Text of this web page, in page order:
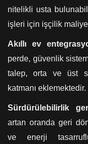
nitelikli usta
işleri için işçilik
Akıllı ev
perde, güvenlik
talep, orta ve üst
katmanı eklemektedir.
Sürdürülebilirlik
artan oranda geri
ve enerji